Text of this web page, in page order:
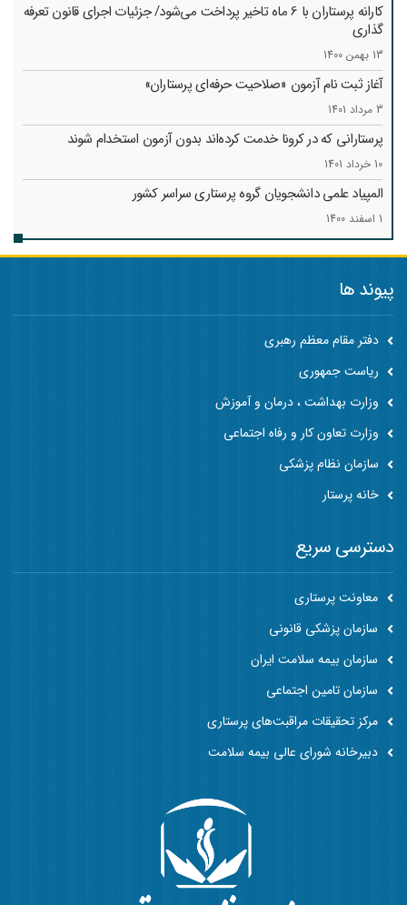
کارانه‌ پرستاران با 6 ماه تاخیر پرداخت می‌شود/ جزئیات اجرای قانون تعرفه
گذاری
13 بهمن 1400
آغاز ثبت نام آزمون «صلاحیت حرفه‌ای پرستاران»
3 مرداد 1401
پرستارانی که در کرونا خدمت کرد‌ه‌اند بدون آزمون استخدام شوند
10 خرداد 1401
المپیاد علمی دانشجویان گروه پرستاری سراسر کشور
1 اسفند 1400
پیوند ها
دفتر مقام معظم رهبری
ریاست جمهوری
وزارت بهداشت ، درمان و آموزش
وزارت تعاون کار و رفاه اجتماعی
سازمان نظام پزشکی
خانه پرستار
دسترسی سریع
معاونت پرستاری
سازمان پزشکی قانونی
سازمان بیمه سلامت ایران
سازمان تامین اجتماعی
مرکز تحقیقات مراقبت‌های پرستاری
دبیرخانه شورای عالی بیمه سلامت